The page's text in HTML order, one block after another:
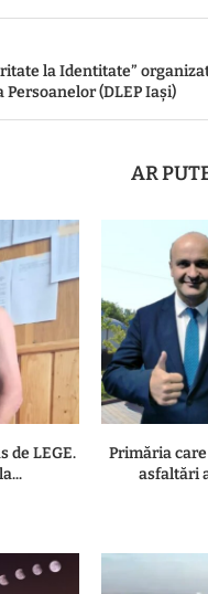
la Identitate”
(DLEP Iaşi)
AR
de LEGE.
Primăria
asfaltări